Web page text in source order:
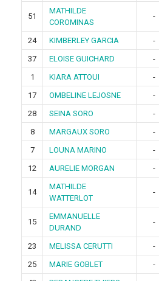
51
MATHILDE
COROMINAS
-
24 KIMBERLEY GARCIA -
37
ELOISE GUICHARD -
1
KIARA ATTOUI -
17
OMBELINE LEJOSNE -
28
SEINA SORO -
8
MARGAUX SORO -
7
LOUNA MARINO -
12
AURELIE MORGAN -
14
MATHILDE
WATTERLOT
-
15
EMMANUELLE
DURAND
-
23 MELISSA CERUTTI -
25
MARIE GOBLET -